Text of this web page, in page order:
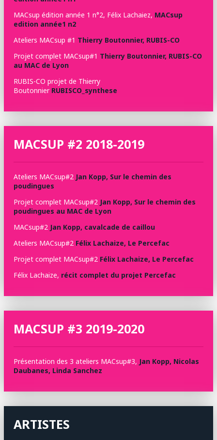
MACsup édition année 1 n°2, Félix Lachaiez, MACsup
edition année1 n2
Ateliers MACsup #1 Thierry Boutonnier, RUBIS-CO
Projet complet MACsup#1 Thierry Boutonnier, RUBIS-CO
au MAC de Lyon
RUBIS-CO projet de Thierry
Boutonnier RUBISCO_synthese
MACSUP #2 2018-2019
Ateliers MACsup#2 Jan Kopp, Sur le chemin des
poudingues
Projet complet MACsup#2 Jan Kopp, Sur le chemin des
poudingues au MAC de Lyon
MACsup#2 Jan Kopp, cavalcade de caillou
Ateliers MACsup#2 Félix Lachaize, Le Percefac
Projet complet MACsup#2 Félix Lachaize, Le Percefac
Félix Lachaize, récit complet du projet Percefac
MACSUP #3 2019-2020
Présentation des 3 ateliers MACsup#3, Jan Kopp, Nicolas
Daubanes, Linda Sanchez
ARTISTES